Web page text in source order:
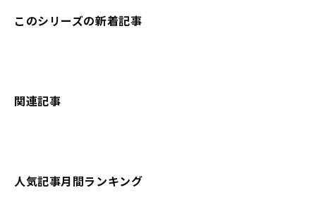
このシリーズの新着記事
関連記事
人気記事月間ランキング